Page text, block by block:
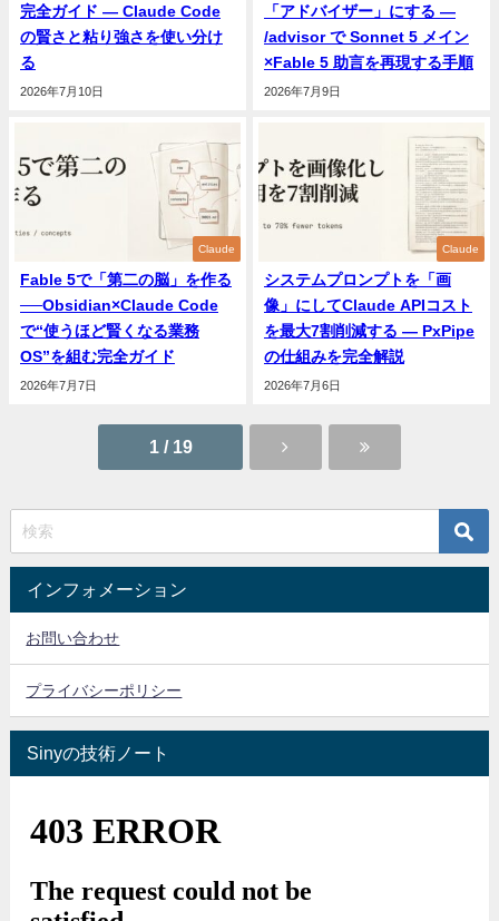
完全ガイド ― Claude Code
の賢さと粘り強さを使い分け
る
2026年7月10日
「アドバイザー」にする —
/advisor で Sonnet 5 メイン
×Fable 5 助言を再現する手順
2026年7月9日
Claude
Fable 5で「第二の脳」を作る
──Obsidian×Claude Code
で“使うほど賢くなる業務
OS”を組む完全ガイド
2026年7月7日
Claude
システムプロンプトを「画
像」にしてClaude APIコスト
を最大7割削減する — PxPipe
の仕組みを完全解説
2026年7月6日
1 / 19
インフォメーション
お問い合わせ
プライバシーポリシー
Sinyの技術ノート